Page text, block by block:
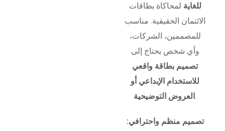
للغاية لمحاكاة بطاقات
الائتمان الحقيقية. مناسب
للمصممين، الشركات،
وأي شخص يحتاج إلى
تصميم بطاقة واقعي
للاستخدام الإبداعي أو
العروض التوضيحية .
تصميم منظم واحترافي: